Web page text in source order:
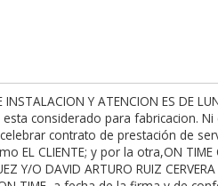
declara: 1.- Que, se hace necesario contar con diversos servicios profesionales de diseño y fabricacion, acorde a especificaciones en el ANEXO A por lo que es su deseo celebrar el presente contrato para la prestación de servicios que en el cuerpo del mismo se detallan. 2.- Que dice ser verdad que sus datos personales, tanto como NOMBRE, DIRECCION Y Registro Federal de Contribuyentes (RFC), descritos en el Anexo A (o bien llenados con su puño y letra), son correctos y Que es su deseo obligarse en los términos y condiciones del presente Contrato, manifestando que cuenta con la capacidad legal para la celebración de este Contrato. II. ON TIME declara: 1. Que es una persona moral legalmente constituida conforme a las leyes mexicanas, con Folio de constitución: SAS-1.2-202107-422956 ante la SECRETARIA DE ECONOMIA, dedicada a la prestación de diversos servicios en CARPINTERIA, DISEÑO Y FABRICACION DE MUEBLES DE MADERA. por lo que la celebración del presente contrato se encuentra dentro de los conocimientos del mismo. 2. Que su domicilio profesional se encuentra ubicado en SOLIDARIDAD 952, COL 4 DE MARZO, HERMOSILLO, SONORA, MX y Numero de Telefono 6622409456. III. Declaran ambas partes que es su deseo sujetarse a las siguientes C L Á U S U L A S: PRIMERA. – EL CLIENTE encomienda a ON TIME la prestación de servicios consistentes en EL ANEXO A. SEGUNDA. – El PRECIO total de los servicios descritos con antelación estan descritos en el ANEXO A . Y se podrá autentificar su veracidad en el link descrito en el pie de página de este contrato, el cual deberá generarse de nuestra web oficial: ontimecocinas.com (hmo.ontimecocinas.com). Asi como el personal autorizado descrito en este contrato. En caso de que no fuera de este manera es responsabilidad de EL CLIENTE comunicarse en la direccion y/o telefono proporcionados en este documento. TERCERA. – El PAGO del precio de los servicios profesionales descritos en las anteriores cláusulas del presente contrato, podrá ser efectuado en nuestras oficinas, en el sitio de instalación a las personas autorizadas en este documento, o si se requiere en deposito o transferencia 24 horas a la cuenta: BANORTE CLABE 072 760 01166564726 2 a